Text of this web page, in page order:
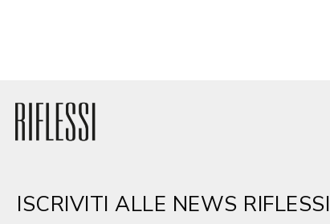
ISCRIVITI ALLE NEWS RIFLESSI